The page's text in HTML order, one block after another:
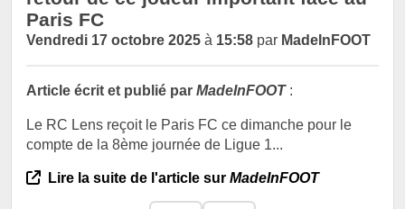
Paris FC
Vendredi 17 octobre 2025 à 15:58 par MadeInFOOT
Article écrit et publié par MadeInFOOT:
Le RC Lens reçoit le Paris FC ce dimanche pour le
compte de la 8ème journée de Ligue 1...
Lire la suite de l'article sur MadeInFOOT